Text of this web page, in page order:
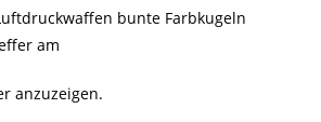
bunte Farbkugeln
am
anzuzeigen.